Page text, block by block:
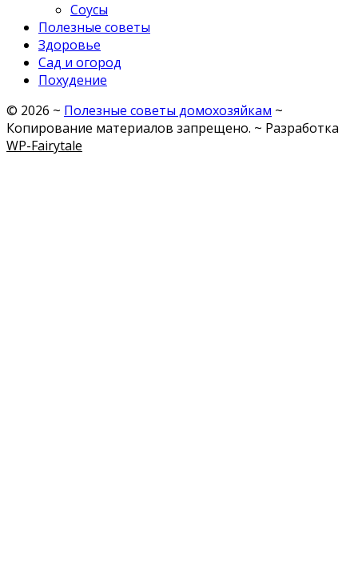
Соусы
Полезные советы
Здоровье
Сад и огород
Похудение
© 2026 ~ Полезные советы домохозяйкам ~
Копирование материалов запрещено. ~ Разработка
WP-Fairytale